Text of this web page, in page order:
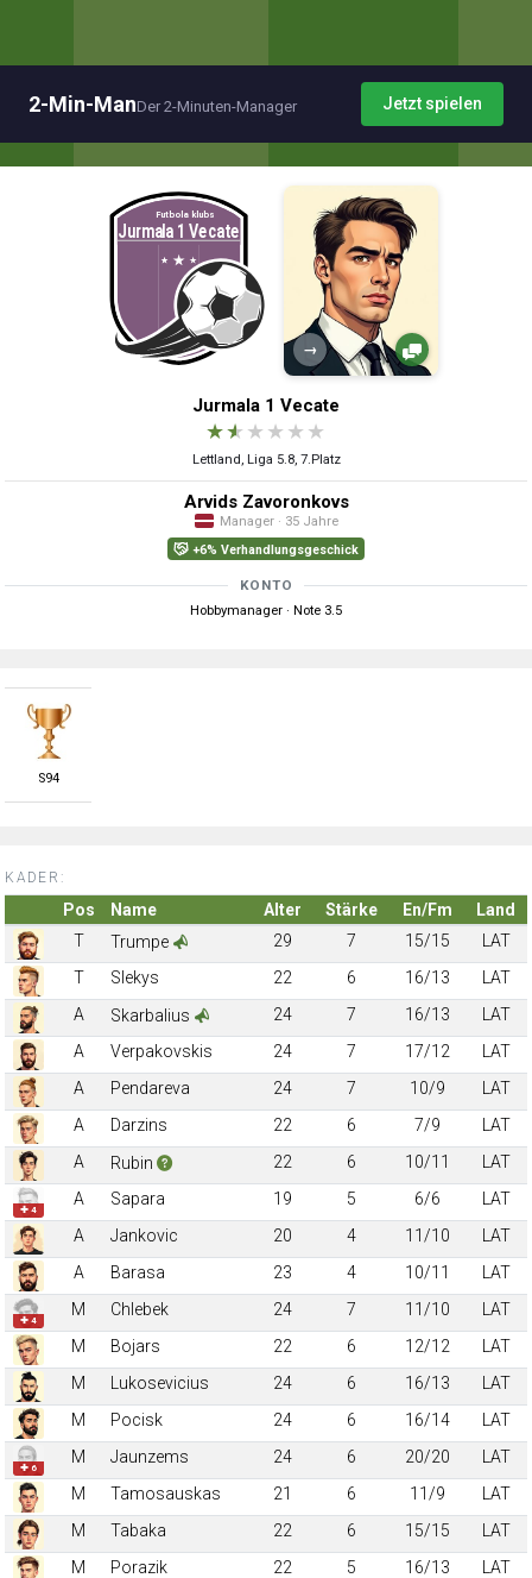
2-Min-ManDer 2-Minuten-Manager Jetzt spielen
→
Jurmala 1 Vecate
★★ ★ ★ ★ ★
Lettland, Liga 5.8, 7.Platz
Arvids Zavoronkovs
Manager · 35 Jahre
+6% Verhandlungsgeschick
KONTO
Hobbymanager · Note 3.5
S94
KADER:
Pos Name Alter Stärke En/Fm
Land
T
Trumpe 29 7 15/15
LAT
T
Slekys 22 6 16/13
LAT
A
Skarbalius 24 7 16/13
LAT
A
Verpakovskis 24 7 17/12
LAT
A
Pendareva 24 7 10/9
LAT
A
Darzins 22 6 7/9
LAT
A
Rubin 22 6 10/11 LAT
✚ 4
A Sapara 19 5 6/6
LAT
A
Jankovic 20 4 11/10
LAT
A
Barasa 23 4 10/11 LAT
✚ 4
M Chlebek 24 7 11/10
LAT
M
Bojars 22 6 12/12
LAT
M
Lukosevicius 24 6 16/13
LAT
M
Pocisk 24 6 16/14 LAT
✚ 6
M Jaunzems 24 6 20/20
LAT
M
Tamosauskas 21 6 11/9
LAT
M
Tabaka 22 6 15/15
LAT
M
Porazik 22 5 16/13
LAT